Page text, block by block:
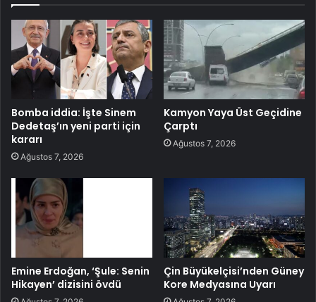
Bomba iddia: İşte Sinem
Dedetaş’ın yeni parti için
kararı
Ağustos 7, 2026
Kamyon Yaya Üst Geçidine
Çarptı
Ağustos 7, 2026
Emine Erdoğan, ‘Şule: Senin
Hikayen’ dizisini övdü
Çin Büyükelçisi’nden Güney
Kore Medyasına Uyarı